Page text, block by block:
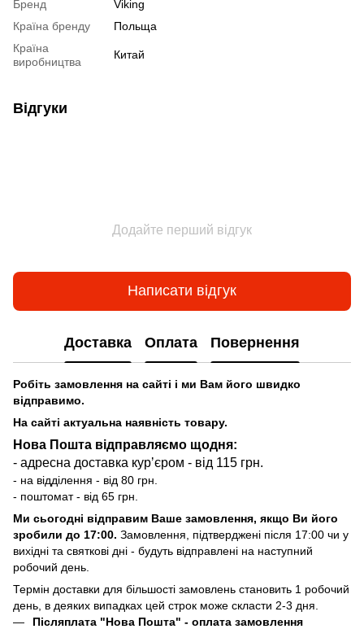
Бренд
Viking
Країна бренду
Польща
Країна
виробництва
Китай
Відгуки
Додайте перший відгук
Написати відгук
Доставка Оплата Повернення
Робіть замовлення на сайті і ми Вам його швидко
відправимо.
На сайті актуальна наявність товару.
Нова Пошта відправляємо щодня:
- адресна доставка курʼєром - від 115 грн.
- на відділення - від 80 грн.
- поштомат - від 65 грн.
Ми сьогодні відправим Ваше замовлення, якщо Ви його
зробили до 17:00. Замовлення, підтверджені після 17:00 чи у
вихідні та святкові дні - будуть відправлені на наступний
робочий день.
Термін доставки для більшості замовлень становить 1 робочий
день, в деяких випадках цей строк може скласти 2-3 дня.
Післяплата "Нова Пошта" - оплата замовлення